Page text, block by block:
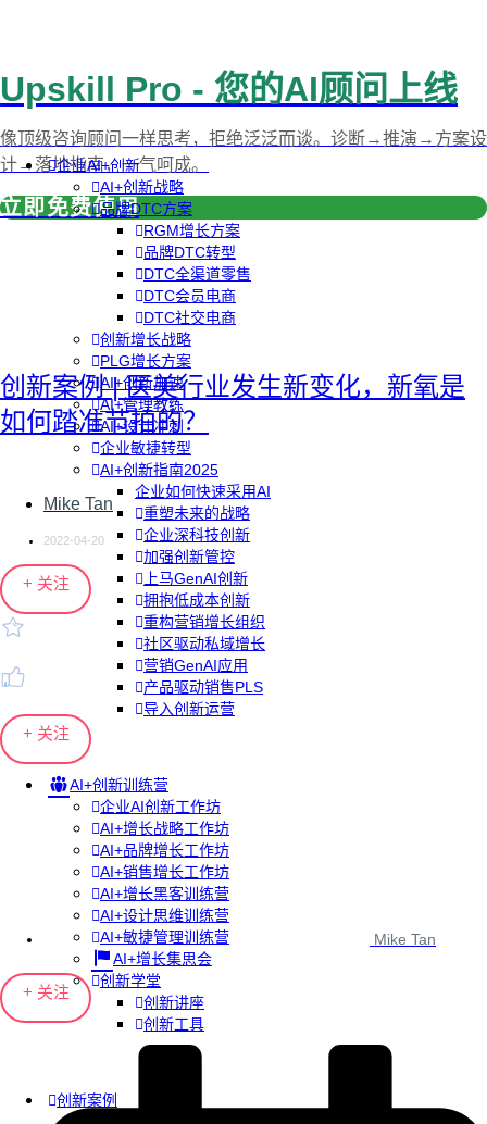
企业AI+创新
AI+创新战略
品牌DTC方案
RGM增长方案
品牌DTC转型
DTC全渠道零售
DTC会员电商
DTC社交电商
创新增长战略
PLG增长方案
AI+创新加速
AI+管理教练
AI+设计冲刺
企业敏捷转型
AI+创新指南2025
企业如何快速采用AI
重塑未来的战略
企业深科技创新
加强创新管控
上马GenAI创新
拥抱低成本创新
重构营销增长组织
社区驱动私域增长
营销GenAI应用
产品驱动销售PLS
导入创新运营
AI+创新训练营
企业AI创新工作坊
AI+增长战略工作坊
AI+品牌增长工作坊
AI+销售增长工作坊
AI+增长黑客训练营
AI+设计思维训练营
AI+敏捷管理训练营
AI+增长集思会
创新学堂
创新讲座
创新工具
创新案例
Upskill Pro - 您的AI顾问上线
像顶级咨询顾问一样思考，拒绝泛泛而谈。诊断→推演→方案设
计→落地指南，一气呵成。
立即免费使用
创新案例 | 医美行业发生新变化，新氧是
如何踏准节拍的？
Mike Tan
2022-04-20
+ 关注
+ 关注
Mike Tan
+ 关注